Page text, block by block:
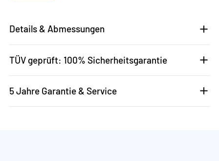
Details & Abmessungen
TÜV geprüft: 100% Sicherheitsgarantie
5 Jahre Garantie & Service